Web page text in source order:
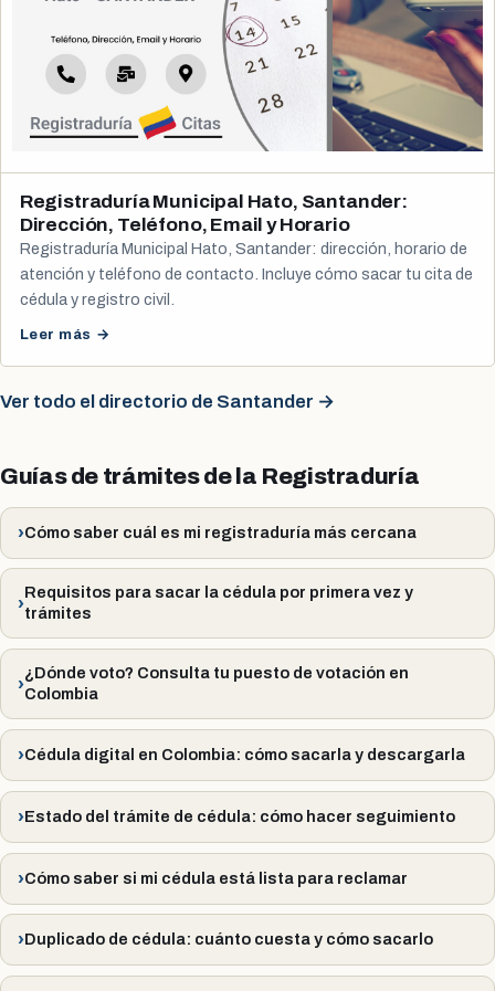
Registraduría Municipal Hato, Santander:
Dirección, Teléfono, Email y Horario
Registraduría Municipal Hato, Santander: dirección, horario de
atención y teléfono de contacto. Incluye cómo sacar tu cita de
cédula y registro civil.
Leer más →
Ver todo el directorio de Santander →
Guías de trámites de la Registraduría
Cómo saber cuál es mi registraduría más cercana
Requisitos para sacar la cédula por primera vez y
trámites
¿Dónde voto? Consulta tu puesto de votación en
Colombia
Cédula digital en Colombia: cómo sacarla y descargarla
Estado del trámite de cédula: cómo hacer seguimiento
Cómo saber si mi cédula está lista para reclamar
Duplicado de cédula: cuánto cuesta y cómo sacarlo